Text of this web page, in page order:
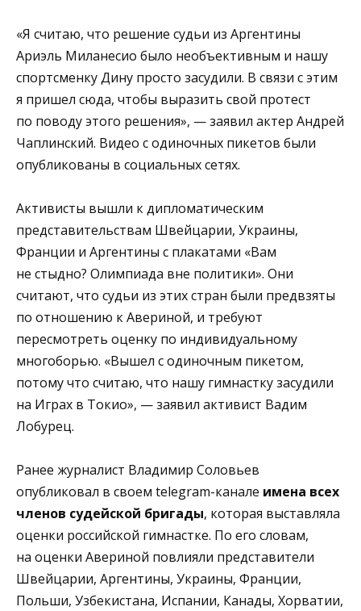
«Я считаю, что решение судьи из Аргентины
Ариэль Миланесио было необъективным и нашу
спортсменку Дину просто засудили. В связи с этим
я пришел сюда, чтобы выразить свой протест
по поводу этого решения», — заявил актер Андрей
Чаплинский. Видео с одиночных пикетов были
опубликованы в социальных сетях.
Активисты вышли к дипломатическим
представительствам Швейцарии, Украины,
Франции и Аргентины с плакатами «Вам
не стыдно? Олимпиада вне политики». Они
считают, что судьи из этих стран были предвзяты
по отношению к Авериной, и требуют
пересмотреть оценку по индивидуальному
многоборью. «Вышел с одиночным пикетом,
потому что считаю, что нашу гимнастку засудили
на Играх в Токио», — заявил активист Вадим
Лобурец.
Ранее журналист Владимир Соловьев
опубликовал в своем telegram-канале имена всех
членов судейской бригады, которая выставляла
оценки российской гимнастке. По его словам,
на оценки Авериной повлияли представители
Швейцарии, Аргентины, Украины, Франции,
Польши, Узбекистана, Испании, Канады, Хорватии,